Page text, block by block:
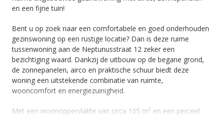
en een fijne tuin!
Bent u op zoek naar een comfortabele en goed onderhouden
gezinswoning op een rustige locatie? Dan is deze ruime
tussenwoning aan de Neptunusstraat 12 zeker een
bezichtiging waard. Dankzij de uitbouw op de begane grond,
de zonnepanelen, airco en praktische schuur biedt deze
woning een uitstekende combinatie van ruimte,
wooncomfort en energiezuinigheid.
Met een woonoppervlakte van circa 105 m² en een perceel